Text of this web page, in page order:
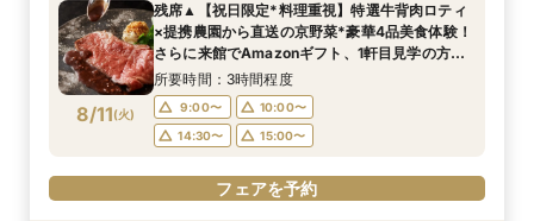
8/10(月)
定の特典付リニューアル記念フェア◎
所要時間：3時間程度
11:00〜
14:00〜
16:00〜
17:00〜
フェアを予約
8/10(月)
11:00〜
14:00〜
16:00〜
17:00〜
フェアを予約
8/11(火)
残席▲【祝日限定*料理重視】特選牛背肉ロティ
×提携農園から直送の京野菜*豪華4品美食体験！
さらに来館でAmazonギフト、1軒目見学の方は
ご成約で挙式料無料＆料理2ランクUP特典付◎
所要時間：3時間程度
9:00〜
10:00〜
14:30〜
15:00〜
フェアを予約